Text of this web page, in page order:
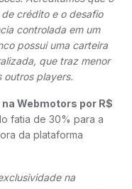
crédito e o desafio
controlada em um
possui uma carteira
que traz menor
outros players.
Webmotors por R$
fatia de 30% para a
da plataforma
na